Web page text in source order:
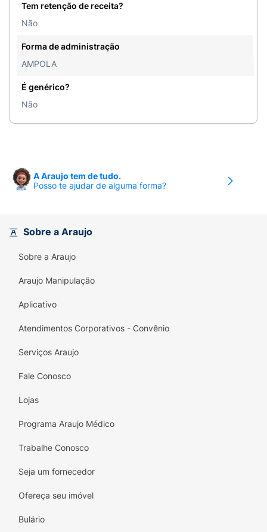
Tem retenção de receita?
Não
Forma de administração
AMPOLA
É genérico?
Não
A Araujo tem de tudo.
Posso te ajudar de alguma forma?
Sobre a Araujo
Sobre a Araujo
Araujo Manipulação
Aplicativo
Atendimentos Corporativos - Convênio
Serviços Araujo
Fale Conosco
Lojas
Programa Araujo Médico
Trabalhe Conosco
Seja um fornecedor
Ofereça seu imóvel
Bulário